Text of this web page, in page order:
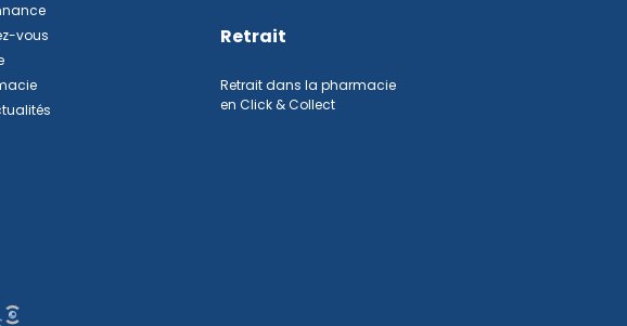
vous
Retrait
Retrait dans la pharmacie
en Click & Collect